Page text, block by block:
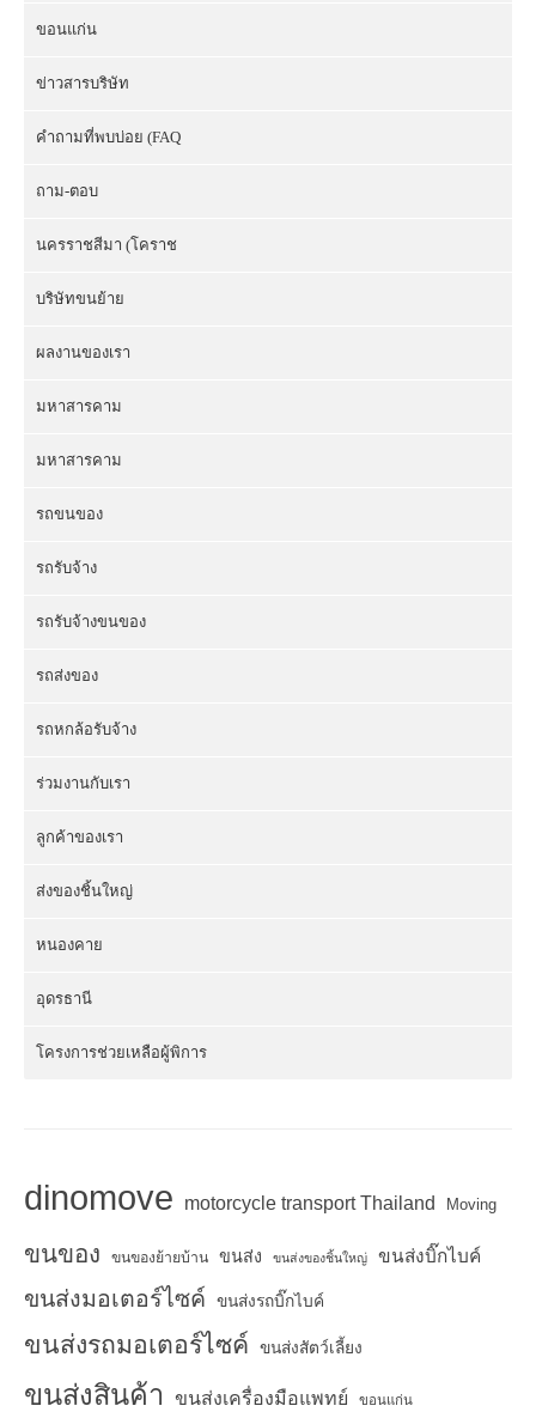
ขอนแก่น
ข่าวสารบริษัท
คำถามที่พบบ่อย (FAQ
ถาม-ตอบ
นครราชสีมา (โคราช
บริษัทขนย้าย
ผลงานของเรา
มหาสารคาม
มหาสารคาม
รถขนของ
รถรับจ้าง
รถรับจ้างขนของ
รถส่งของ
รถหกล้อรับจ้าง
ร่วมงานกับเรา
ลูกค้าของเรา
ส่งของชิ้นใหญ่
หนองคาย
อุดรธานี
โครงการช่วยเหลือผู้พิการ
dinomove motorcycle transport Thailand Moving
ขนของ ขนของย้ายบ้าน ขนส่ง ขนส่งของชิ้นใหญ่ ขนส่งบิ๊กไบค์
ขนส่งมอเตอร์ไซค์ ขนส่งรถบิ๊กไบค์
ขนส่งรถมอเตอร์ไซค์ ขนส่งสัตว์เลี้ยง
ขนส่งสินค้า ขนส่งเครื่องมือแพทย์ ขอนแก่น